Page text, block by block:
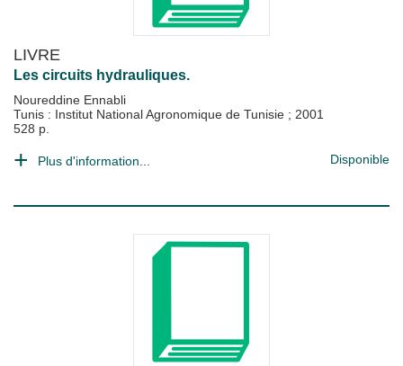
LIVRE
Les circuits hydrauliques.
Noureddine Ennabli
Tunis : Institut National Agronomique de Tunisie ; 2001
528 p.
Plus d'information... Disponible